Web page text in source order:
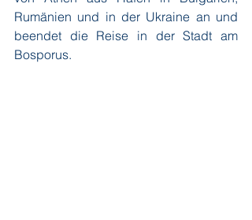
Rumänien und in der Ukraine an und
beendet die Reise in der Stadt am
Bosporus.